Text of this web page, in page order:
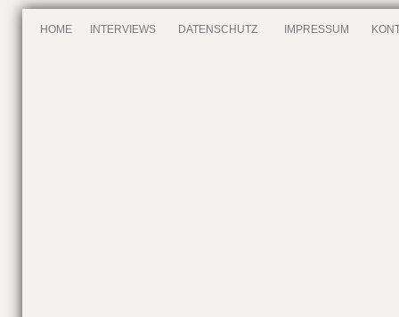
HOME INTERVIEWS DATENSCHUTZ IMPRESSUM